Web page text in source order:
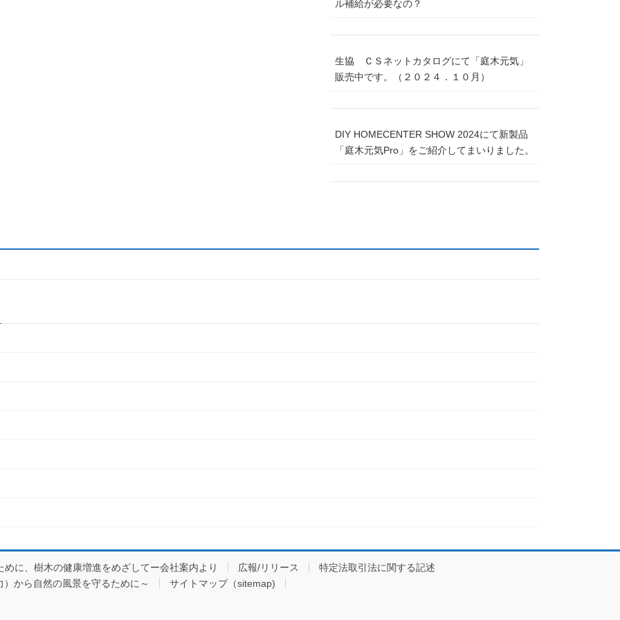
ル補給が必要なの？
生協 ＣＳネットカタログにて「庭木元気」
販売中です。（２０２４．１０月）
DIY HOMECENTER SHOW 2024にて新製品
「庭木元気Pro」をご紹介してまいりました。
めに、樹木の健康増進をめざしてー会社案内より 広報/リリース
特定法取引法に関する記述
から自然の風景を守るために～
サイトマップ（sitemap)